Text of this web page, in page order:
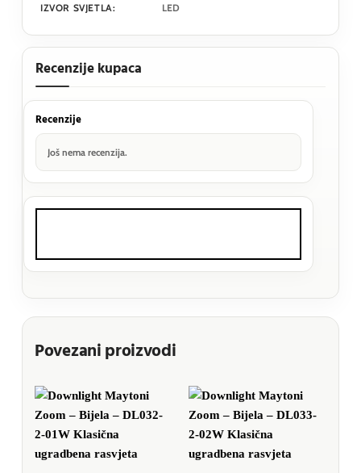
IZVOR SVJETLA: LED
Recenzije kupaca
Recenzije
Još nema recenzija.
Povezani proizvodi